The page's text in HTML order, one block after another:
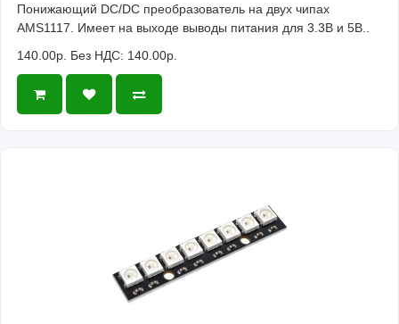
Понижающий DC/DC преобразователь на двух чипах
AMS1117. Имеет на выходе выводы питания для 3.3В и 5В..
140.00р. Без НДС: 140.00р.